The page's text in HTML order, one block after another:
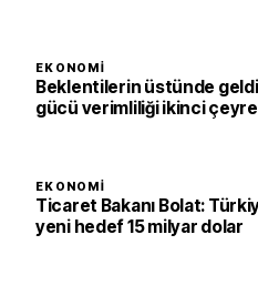
EKONOMI
Beklentilerin üstünde geldi:
gücü verimliliği ikinci
EKONOMI
Ticaret Bakanı Bolat:
yeni hedef 15 milyar dolar